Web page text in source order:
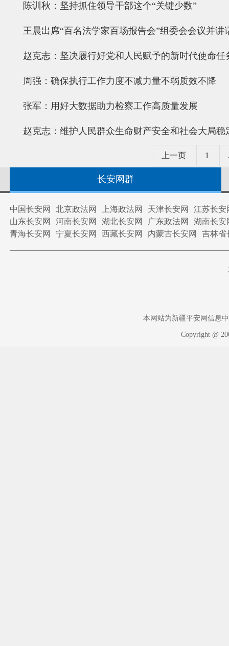
陈训秋：坚持抓住领导干部这个“关键少数”
王晨出席“百名法学家百场报告会”组委会会议并讲
赵克志：坚决履行好党和人民赋予的新时代使命任
周强：确保执行工作力度不减力量不弱质效不降
张军：用好大数据助力检察工作高质量发展
赵克志：维护人民群众生命财产安全和社会大局稳
上一页 1
长安网群
中国长安网 北京政法网 上海政法网 天津长安网
江苏长安
山东长安网
河南长安网 湖北长安网 广东政法网
湖南长安
青海长安网
宁夏长安网 西藏长安网 内蒙古长安网 吉林省
本网站为新疆平安网信息
Copyright @